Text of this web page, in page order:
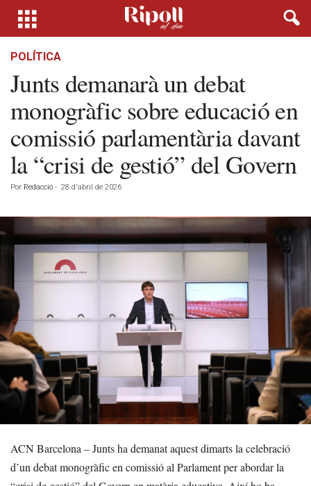
POLÍTICA
Junts demanarà un debat
monogràfic sobre educació en
comissió parlamentària davant
la “crisi de gestió” del Govern
Por Redacció - 28 d'abril de 2026
ACN Barcelona – Junts ha demanat aquest dimarts la celebració
d’un debat monogràfic en comissió al Parlament per abordar la